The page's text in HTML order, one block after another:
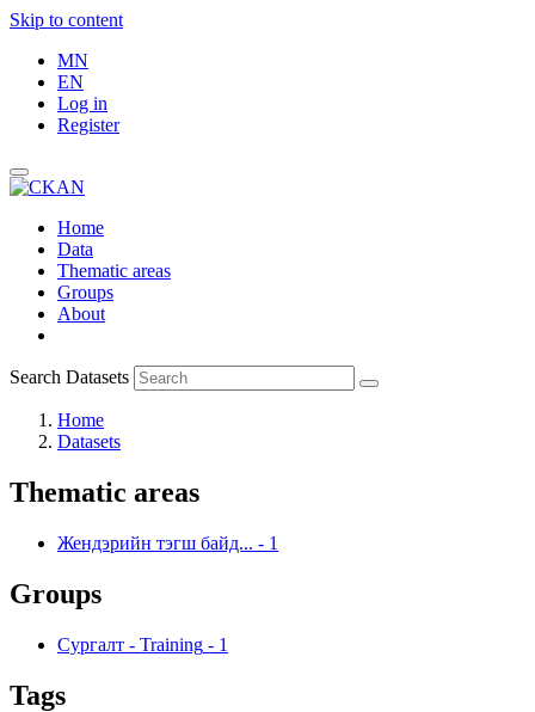
Skip to content
MN
EN
Log in
Register
Home
Data
Thematic areas
Groups
About
Search Datasets
Home
Datasets
Thematic areas
Жендэрийн тэгш байд... - 1
Groups
Сургалт - Training - 1
Tags